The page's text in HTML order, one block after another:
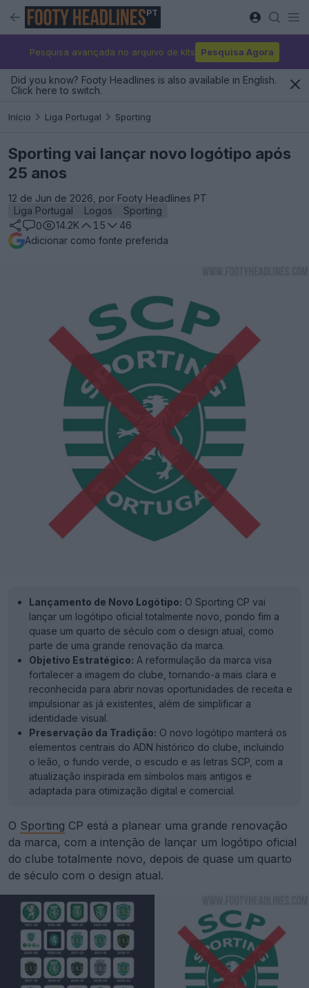
PT
Pesquisa avançada no arquivo de kits Pesquisa Agora
Did you know? Footy Headlines is also available in English.
Click here to switch.
Início Liga Portugal Sporting
Sporting vai lançar novo logótipo após
25 anos
12 de Jun de 2026, por Footy Headlines PT
Liga Portugal
Logos
Sporting
0
14.2K 15
46
Adicionar como fonte preferida
Lançamento de Novo Logótipo: O Sporting CP vai
lançar um logótipo oficial totalmente novo, pondo fim a
quase um quarto de século com o design atual, como
parte de uma grande renovação da marca.
Objetivo Estratégico: A reformulação da marca visa
fortalecer a imagem do clube, tornando-a mais clara e
reconhecida para abrir novas oportunidades de receita e
impulsionar as já existentes, além de simplificar a
identidade visual.
Preservação da Tradição: O novo logótipo manterá os
elementos centrais do ADN histórico do clube, incluindo
o leão, o fundo verde, o escudo e as letras SCP, com a
atualização inspirada em símbolos mais antigos e
adaptada para otimização digital e comercial.
O Sporting CP está a planear uma grande renovação
da marca, com a intenção de lançar um logótipo oficial
do clube totalmente novo, depois de quase um quarto
de século com o design atual.